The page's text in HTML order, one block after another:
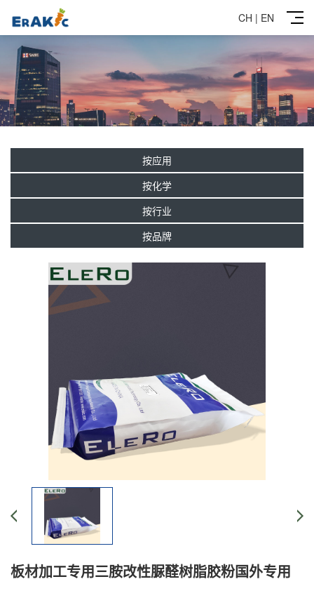
CH | EN
按应用
按化学
按行业
按品牌
板材加工专用三胺改性脲醛树脂胶粉国外专用